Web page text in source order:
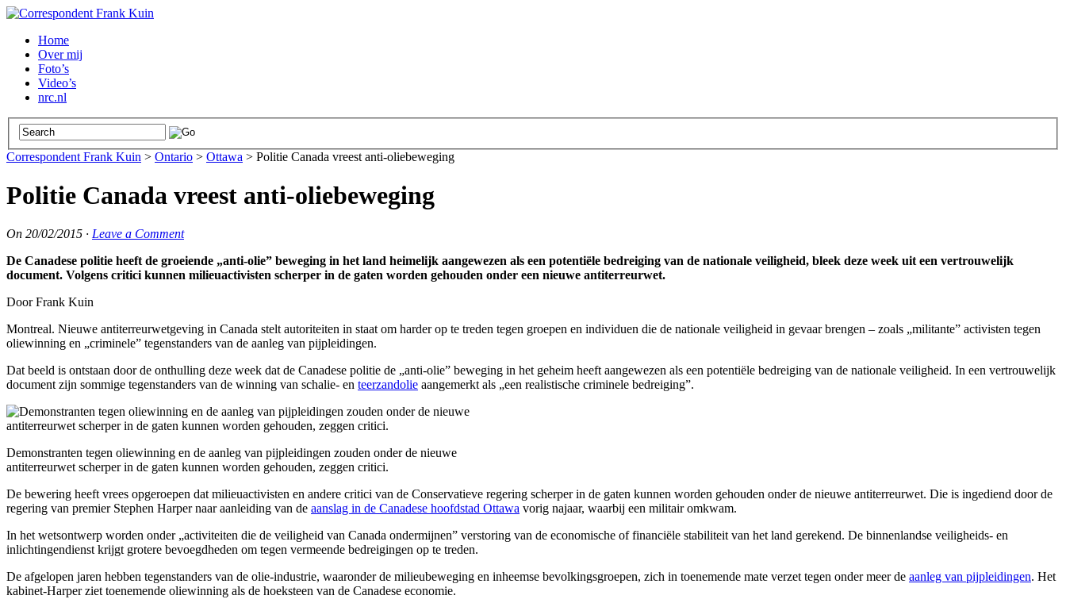
Home
Over mij
Foto’s
Video’s
nrc.nl
Correspondent Frank Kuin > Ontario > Ottawa > Politie Canada vreest anti-oliebeweging
Politie Canada vreest anti-oliebeweging
On 20/02/2015 · Leave a Comment
De Canadese politie heeft de groeiende „anti-olie” beweging in het land heimelijk aangewezen als een potentiële bedreiging van de nationale veiligheid, bleek deze week uit een vertrouwelijk
document. Volgens critici kunnen milieuactivisten scherper in de gaten worden gehouden onder een nieuwe antiterreurwet.
Door Frank Kuin
Montreal. Nieuwe antiterreurwetgeving in Canada stelt autoriteiten in staat om harder op te treden tegen groepen en individuen die de nationale veiligheid in gevaar brengen – zoals „militante” activisten tegen
oliewinning en „criminele” tegenstanders van de aanleg van pijpleidingen.
Dat beeld is ontstaan door de onthulling deze week dat de Canadese politie de „anti-olie” beweging in het geheim heeft aangewezen als een potentiële bedreiging van de nationale veiligheid. In een vertrouwelijk
document zijn sommige tegenstanders van de winning van schalie- en teerzandolie aangemerkt als „een realistische criminele bedreiging”.
Demonstranten tegen oliewinning en de aanleg van pijpleidingen zouden onder de nieuwe
antiterreurwet scherper in de gaten kunnen worden gehouden, zeggen critici.
De bewering heeft vrees opgeroepen dat milieuactivisten en andere critici van de Conservatieve regering scherper in de gaten kunnen worden gehouden onder de nieuwe antiterreurwet. Die is ingediend door de
regering van premier Stephen Harper naar aanleiding van de aanslag in de Canadese hoofdstad Ottawa vorig najaar, waarbij een militair omkwam.
In het wetsontwerp worden onder „activiteiten die de veiligheid van Canada ondermijnen” verstoring van de economische of financiële stabiliteit van het land gerekend. De binnenlandse veiligheids- en
inlichtingendienst krijgt grotere bevoegdheden om tegen vermeende bedreigingen op te treden.
De afgelopen jaren hebben tegenstanders van de olie-industrie, waaronder de milieubeweging en inheemse bevolkingsgroepen, zich in toenemende mate verzet tegen onder meer de aanleg van pijpleidingen. Het
kabinet-Harper ziet toenemende oliewinning als de hoeksteen van de Canadese economie.